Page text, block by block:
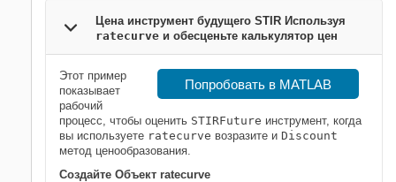
Цена инструмент будущего STIR Используя
ratecurve и обесценьте калькулятор цен
Попробовать в MATLAB
Этот пример
показывает
рабочий
процесс, чтобы оценить STIRFuture инструмент, когда
вы используете ratecurve возразите и Discount
метод ценообразования.
Создайте Объект ratecurve